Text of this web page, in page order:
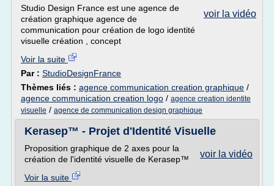
voir la vidéo
Studio Design France est une agence de
création graphique agence de
communication pour création de logo identité
visuelle création , concept
Voir la suite
Par : StudioDesignFrance
Thèmes liés : agence communication creation graphique /
agence communication creation logo / agence creation identite
visuelle / agence de communication design graphique
Kerasep™ - Projet d'Identité Visuelle
voir la vidéo
Proposition graphique de 2 axes pour la
création de l'identité visuelle de Kerasep™
Voir la suite